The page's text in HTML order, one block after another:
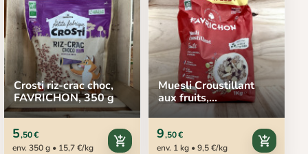
Crosti riz-crac choc,
FAVRICHON, 350 g
5,50 €
env. 350 g • 15,7 €/kg
add_shopping_cart
Muesli Croustillant
aux fruits,
9,50 €
env. 1 kg • 9,5 €/kg
add_shopping_cart